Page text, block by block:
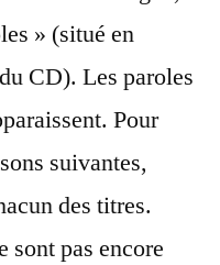
» (situé en
CD). Les paroles
Pour
suivantes,
des titres.
sont pas encore